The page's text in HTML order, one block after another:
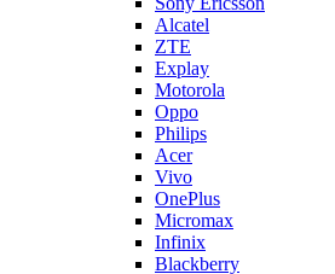
Alcatel
ZTE
Explay
Motorola
Oppo
Philips
Acer
Vivo
OnePlus
Micromax
Infinix
Blackberry